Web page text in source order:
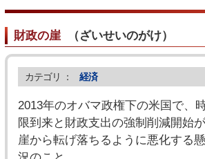
財政の崖（ざいせいのがけ）
カテゴリ ： 経済
2013年のオバマ政権下の米国で、
限到来と財政支出の強制削減開始
崖から転げ落ちるように悪化する